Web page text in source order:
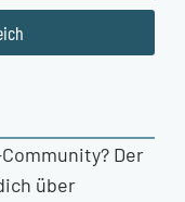
Der
über